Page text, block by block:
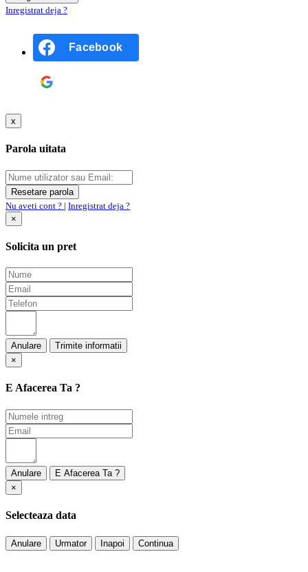
Inregistrat deja ?
Facebook
x
Parola uitata
Nu aveti cont ? | Inregistrat deja ?
×
Solicita un pret
Anulare
×
E Afacerea Ta ?
Anulare
×
Selecteaza data
Anulare